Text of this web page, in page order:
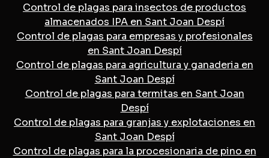
Control de plagas para insectos de productos
almacenados IPA en Sant Joan Despí
Control de plagas para empresas y profesionales
en Sant Joan Despí
Control de plagas para agricultura y ganaderia en
Sant Joan Despí
Control de plagas para termitas en Sant Joan
Despí
Control de plagas para granjas y explotaciones en
Sant Joan Despí
Control de plagas para la procesionaria de pino en